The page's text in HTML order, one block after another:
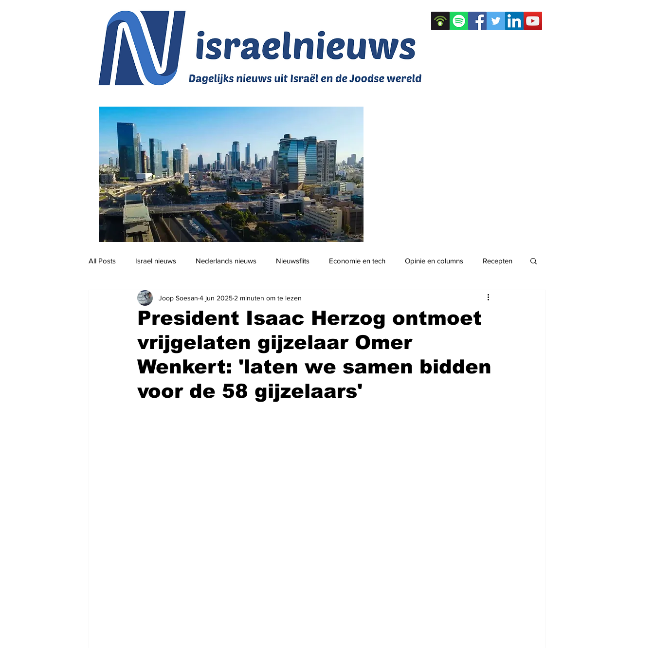
All Posts Israel nieuws Nederlands nieuws Nieuwsflits Economie en tech Opinie en columns Recepten
Jodendom en cultuur Podcast
President Isaac Herzog ontmoet
vrijgelaten gijzelaar Omer
Wenkert: 'laten we samen bidden
voor de 58 gijzelaars'
Joop Soesan 4 jun 2025 2 minuten om te lezen